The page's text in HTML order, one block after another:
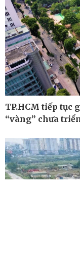
Pháp luật
Vụ án
Tin nóng
TP.HCM tiếp tục
“vàng” chưa